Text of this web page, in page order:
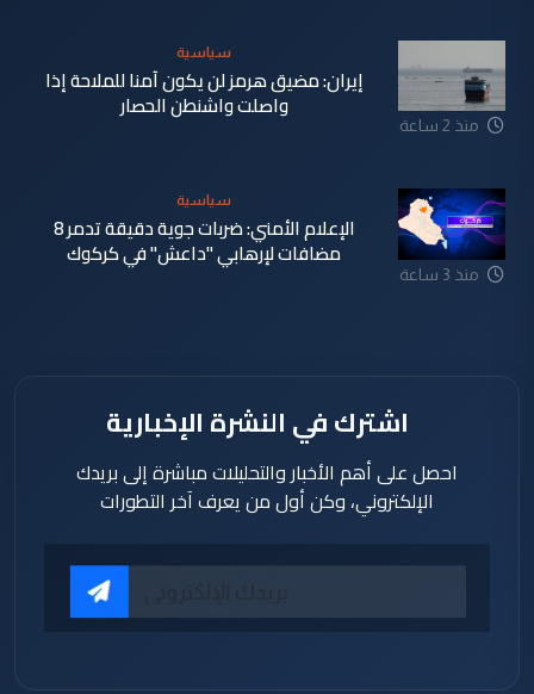
منذ 2 ساعة
سياسية
إيران: مضيق هرمز لن يكون آمنا للملاحة إذا
واصلت واشنطن الحصار
منذ 3 ساعة
سياسية
الإعلام الأمني: ضربات جوية دقيقة تدمر 8
مضافات لإرهابي "داعش" في كركوك
اشترك في النشرة الإخبارية
احصل على أهم الأخبار والتحليلات مباشرة إلى بريدك
الإلكتروني، وكن أول من يعرف آخر التطورات